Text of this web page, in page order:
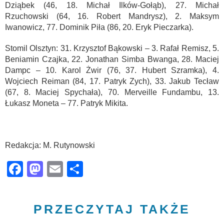
Dziąbek (46, 18. Michał Ilków-Gołąb), 27. Michał
Rzuchowski (64, 16. Robert Mandrysz), 2. Maksym
Iwanowicz, 77. Dominik Piła (86, 20. Eryk Pieczarka).
Stomil Olsztyn: 31. Krzysztof Bąkowski – 3. Rafał Remisz, 5.
Beniamin Czajka, 22. Jonathan Simba Bwanga, 28. Maciej
Dampc – 10. Karol Żwir (76, 37. Hubert Szramka), 4.
Wojciech Reiman (84, 17. Patryk Zych), 33. Jakub Tecław
(67, 8. Maciej Spychała), 70. Merveille Fundambu, 13.
Łukasz Moneta – 77. Patryk Mikita.
Redakcja: M. Rutynowski
Facebook
Mastodon
Email
PRZECZYTAJ TAKŻE